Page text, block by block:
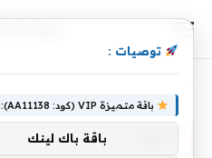
توصيات :
باقة متميزة VIP (كود: AA11138):
باقة باك لينك